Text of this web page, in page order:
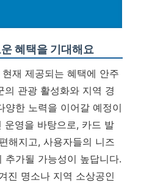
혜택을 기대해요
재 제공되는 혜택에 안주
의 관광 활성화와 지역 경
한 노력을 이어갈 예정이
운영을 바탕으로, 카드 발
해지고, 사용자들의 니즈
추가될 가능성이 높답니다.
진 명소나 지역 소상공인